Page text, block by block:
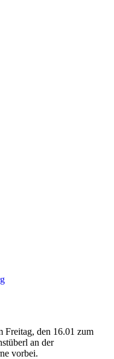
Freitag, den 16.01 zum
an der
vorbei.